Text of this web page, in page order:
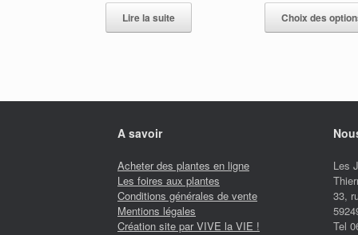
Lire la suite Choix des
A savoir
Acheter des plantes en ligne
Les foires aux plantes
Conditions générales de vente
Mentions légales
Création site par VIVE la VIE !
Les
33,
Tel